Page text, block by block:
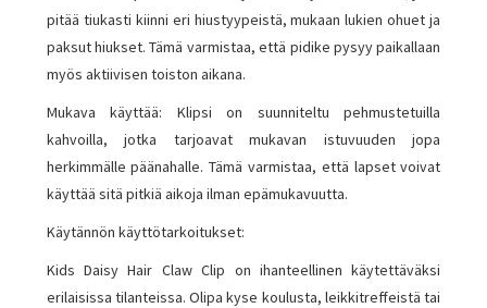
pitää tiukasti kiinni eri hiustyypeistä, mukaan lukien ohuet ja
paksut hiukset. Tämä varmistaa, että pidike pysyy paikallaan
myös aktiivisen toiston aikana.
Mukava käyttää: Klipsi on suunniteltu pehmustetuilla
kahvoilla, jotka tarjoavat mukavan istuvuuden jopa
herkimmälle päänahalle. Tämä varmistaa, että lapset voivat
käyttää sitä pitkiä aikoja ilman epämukavuutta.
Käytännön käyttötarkoitukset:
Kids Daisy Hair Claw Clip on ihanteellinen käytettäväksi
erilaisissa tilanteissa. Olipa kyse koulusta, leikkitreffeistä tai